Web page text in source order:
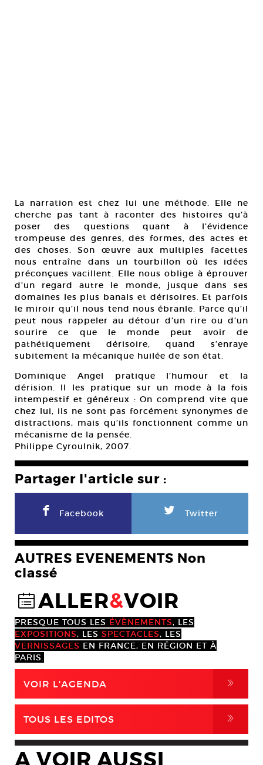
La narration est chez lui une méthode. Elle ne
cherche pas tant à raconter des histoires qu’à
poser des questions quant à l’évidence
trompeuse des genres, des formes, des actes et
des choses. Son œuvre aux multiples facettes
nous entraîne dans un tourbillon où les idées
préconçues vacillent. Elle nous oblige à éprouver
d’un regard autre le monde, jusque dans ses
domaines les plus banals et dérisoires. Et parfois
le miroir qu’il nous tend nous ébranle. Parce qu’il
peut nous rappeler au détour d’un rire ou d’un
sourire ce que le monde peut avoir de
pathétiquement dérisoire, quand s’enraye
subitement la mécanique huilée de son état.
Dominique Angel pratique l’humour et la
dérision. Il les pratique sur un mode à la fois
intempestif et généreux : On comprend vite que
chez lui, ils ne sont pas forcément synonymes de
distractions, mais qu’ils fonctionnent comme un
mécanisme de la pensée.
Philippe Cyroulnik, 2007.
Partager l'article sur :
F Facebook L Twitter
AUTRES EVENEMENTS Non
classé
@ALLER&VOIR
PRESQUE TOUS LES ÉVÈNEMENTS, LES
EXPOSITIONS, LES SPECTACLES, LES
VERNISSAGES EN FRANCE, EN RÉGION ET À
PARIS.
VOIR L'AGENDA ,
TOUS LES EDITOS ,